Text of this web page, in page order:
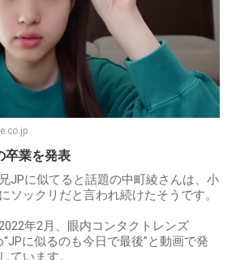
卒業を発表
JPに似てると話題の中町綾さんは、小
ソックリだと言われ続けたそうです。
年2月、眼内コンタクトレンズ
“JPに似るのも今日で最後”と動画で発
ています。